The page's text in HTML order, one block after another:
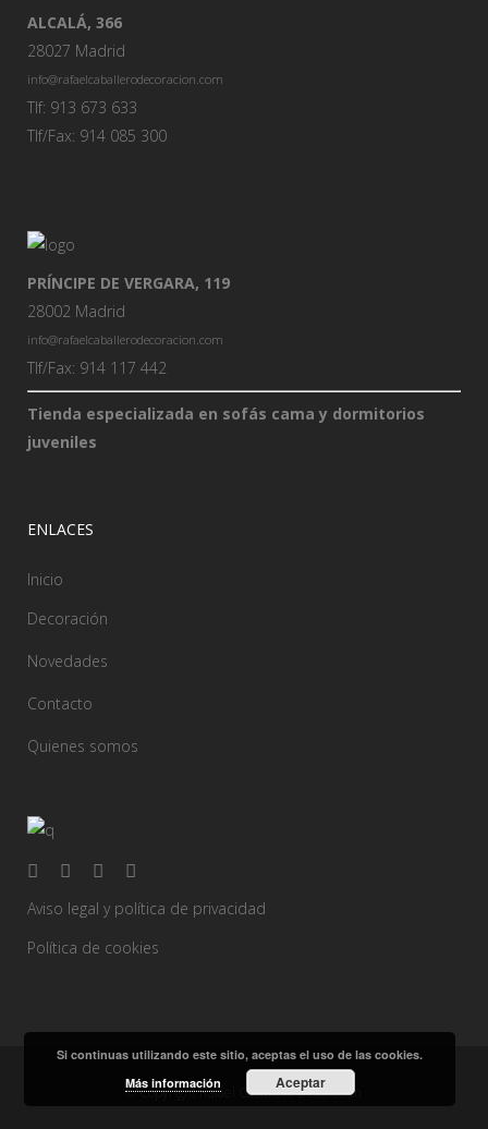
ALCALÁ, 366
28027 Madrid
info@rafaelcaballerodecoracion.com
Tlf: 913 673 633
Tlf/Fax: 914 085 300
PRÍNCIPE DE VERGARA, 119
28002 Madrid
info@rafaelcaballerodecoracion.com
Tlf/Fax: 914 117 442
Tienda especializada en sofás cama y dormitorios
juveniles
ENLACES
Inicio
Decoración
Novedades
Contacto
Quienes somos
Aviso legal y política de privacidad
Política de cookies
© Copyright Rafael Caballero Decoración
Si continuas utilizando este sitio, aceptas el uso de las cookies.
Más información
Aceptar